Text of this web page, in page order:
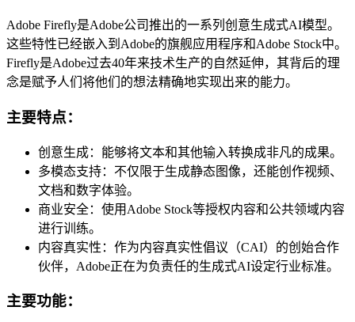
Adobe Firefly是Adobe公司推出的一系列创意生成式AI模型。
这些特性已经嵌入到Adobe的旗舰应用程序和Adobe Stock中。
Firefly是Adobe过去40年来技术生产的自然延伸，其背后的理
念是赋予人们将他们的想法精确地实现出来的能力。
主要特点：
创意生成：能够将文本和其他输入转换成非凡的成果。
多模态支持：不仅限于生成静态图像，还能创作视频、
文档和数字体验。
商业安全：使用Adobe Stock等授权内容和公共领域内容
进行训练。
内容真实性：作为内容真实性倡议（CAI）的创始合作
伙伴，Adobe正在为负责任的生成式AI设定行业标准。
主要功能：